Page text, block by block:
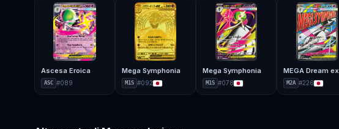
Ascesa Eroica
ASC #089
Mega Symphonia
M1S #092
Mega Symphonia
M1S #078
MEGA Dream ex
M2A #226